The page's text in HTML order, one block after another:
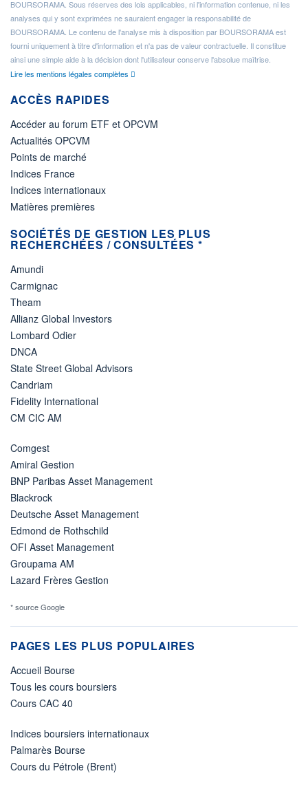
BOURSORAMA. Sous réserves des lois applicables, ni l'information contenue, ni les
analyses qui y sont exprimées ne sauraient engager la responsabilité de
BOURSORAMA. Le contenu de l'analyse mis à disposition par BOURSORAMA est
fourni uniquement à titre d'information et n'a pas de valeur contractuelle. Il constitue
ainsi une simple aide à la décision dont l'utilisateur conserve l'absolue maîtrise.
Lire les mentions légales complètes
ACCÈS RAPIDES
Accéder au forum ETF et OPCVM
Actualités OPCVM
Points de marché
Indices France
Indices internationaux
Matières premières
SOCIÉTÉS DE GESTION LES PLUS
RECHERCHÉES / CONSULTÉES *
Amundi
Carmignac
Theam
Allianz Global Investors
Lombard Odier
DNCA
State Street Global Advisors
Candriam
Fidelity International
CM CIC AM
Comgest
Amiral Gestion
BNP Paribas Asset Management
Blackrock
Deutsche Asset Management
Edmond de Rothschild
OFI Asset Management
Groupama AM
Lazard Frères Gestion
* source Google
PAGES LES PLUS POPULAIRES
Accueil Bourse
Tous les cours boursiers
Cours CAC 40
Indices boursiers internationaux
Palmarès Bourse
Cours du Pétrole (Brent)